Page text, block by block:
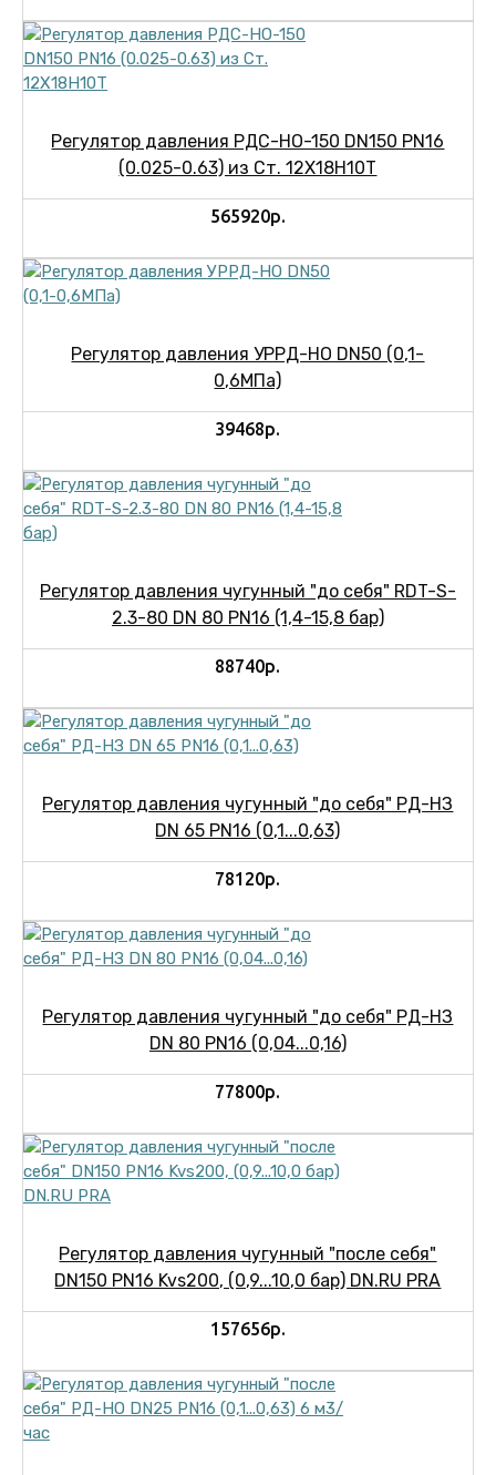
Регулятор давления РДС-НО-150 DN150 PN16
(0.025-0.63) из Cт. 12Х18Н10Т
565920р.
Регулятор давления УРРД-НО DN50 (0,1-
0,6МПа)
39468р.
Регулятор давления чугунный "до себя" RDT-S-
2.3-80 DN 80 PN16 (1,4-15,8 бар)
88740р.
Регулятор давления чугунный "до себя" РД-НЗ
DN 65 PN16 (0,1...0,63)
78120р.
Регулятор давления чугунный "до себя" РД-НЗ
DN 80 PN16 (0,04...0,16)
77800р.
Регулятор давления чугунный "после себя"
DN150 PN16 Kvs200, (0,9...10,0 бар) DN.RU PRA
157656р.